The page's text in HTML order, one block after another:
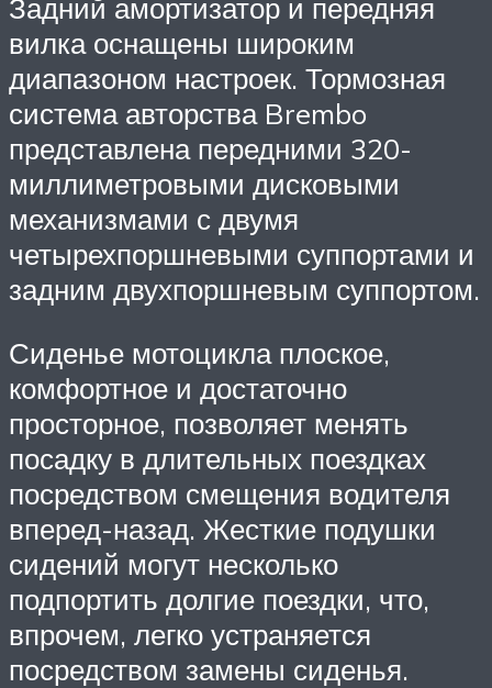
Задний амортизатор и передняя
вилка оснащены широким
диапазоном настроек. Тормозная
система авторства Brembo
представлена передними 320-
миллиметровыми дисковыми
механизмами с двумя
четырехпоршневыми суппортами и
задним двухпоршневым суппортом.
Сиденье мотоцикла плоское,
комфортное и достаточно
просторное, позволяет менять
посадку в длительных поездках
посредством смещения водителя
вперед-назад. Жесткие подушки
сидений могут несколько
подпортить долгие поездки, что,
впрочем, легко устраняется
посредством замены сиденья.